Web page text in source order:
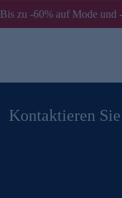
Bis zu -60% auf Mode und
Kontaktieren